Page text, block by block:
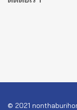
© 2021